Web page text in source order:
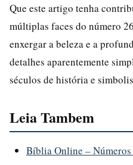
Que este artigo tenha
múltiplas faces do número
enxergar a beleza e a
detalhes aparentemente
séculos de história e
Leia Tambem
Bíblia Online – Números